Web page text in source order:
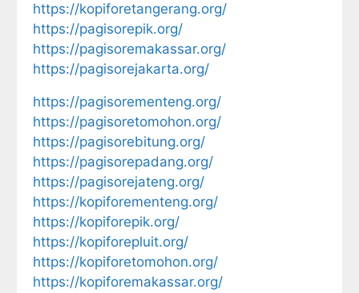
https://kopiforetangerang.org/
https://pagisorepik.org/
https://pagisoremakassar.org/
https://pagisorejakarta.org/
https://pagisorementeng.org/
https://pagisoretomohon.org/
https://pagisorebitung.org/
https://pagisorepadang.org/
https://pagisorejateng.org/
https://kopiforementeng.org/
https://kopiforepik.org/
https://kopiforepluit.org/
https://kopiforetomohon.org/
https://kopiforemakassar.org/